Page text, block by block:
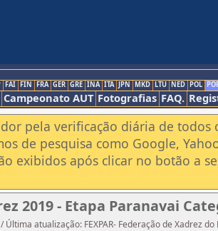
FAI FIN FRA GER GRE INA ITA JPN MKD LTU NED POL
Campeonato AUT Fotografias FAQ.
pela verificação diária de todos
de pesquisa como Google,
exibidos após clicar no botão a
2019 - Etapa Paranavai
atualização: FEXPAR- Federação de Xadrez do